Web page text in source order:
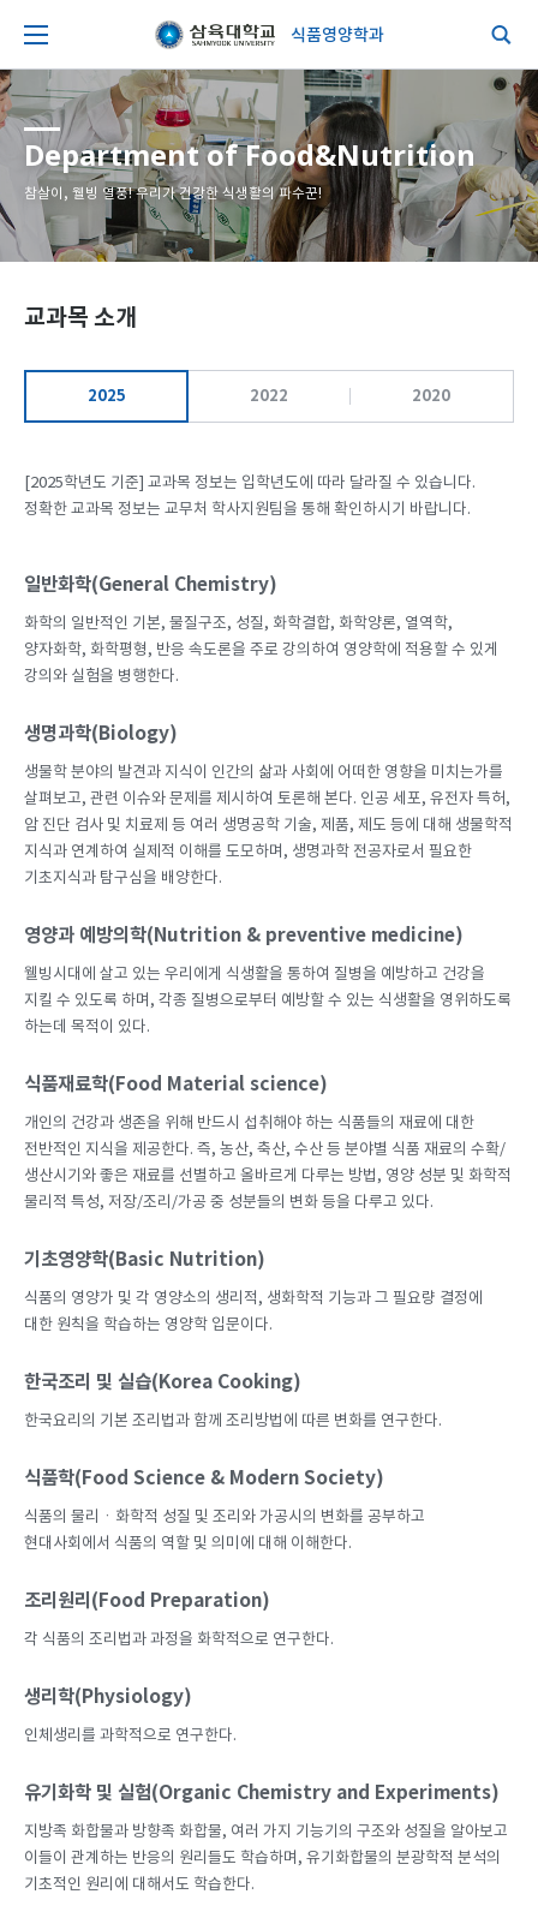
식품영양학과
Department of Food&Nutrition
참살이, 웰빙 열풍! 우리가 건강한 식생활의 파수꾼!
교과목 소개
2025 2022 2020
[2025학년도 기준] 교과목 정보는 입학년도에 따라 달라질 수 있습니다.
정확한 교과목 정보는 교무처 학사지원팀을 통해 확인하시기 바랍니다.
일반화학(General Chemistry)
화학의 일반적인 기본, 물질구조, 성질, 화학결합, 화학양론, 열역학,
양자화학, 화학평형, 반응 속도론을 주로 강의하여 영양학에 적용할 수 있게
강의와 실험을 병행한다.
생명과학(Biology)
생물학 분야의 발견과 지식이 인간의 삶과 사회에 어떠한 영향을 미치는가를
살펴보고, 관련 이슈와 문제를 제시하여 토론해 본다. 인공 세포, 유전자 특허,
암 진단 검사 및 치료제 등 여러 생명공학 기술, 제품, 제도 등에 대해 생물학적
지식과 연계하여 실제적 이해를 도모하며, 생명과학 전공자로서 필요한
기초지식과 탐구심을 배양한다.
영양과 예방의학(Nutrition & preventive medicine)
웰빙시대에 살고 있는 우리에게 식생활을 통하여 질병을 예방하고 건강을
지킬 수 있도록 하며, 각종 질병으로부터 예방할 수 있는 식생활을 영위하도록
하는데 목적이 있다.
식품재료학(Food Material science)
개인의 건강과 생존을 위해 반드시 섭취해야 하는 식품들의 재료에 대한
전반적인 지식을 제공한다. 즉, 농산, 축산, 수산 등 분야별 식품 재료의 수확/
생산시기와 좋은 재료를 선별하고 올바르게 다루는 방법, 영양 성분 및 화학적
물리적 특성, 저장/조리/가공 중 성분들의 변화 등을 다루고 있다.
기초영양학(Basic Nutrition)
식품의 영양가 및 각 영양소의 생리적, 생화학적 기능과 그 필요량 결정에
대한 원칙을 학습하는 영양학 입문이다.
한국조리 및 실습(Korea Cooking)
한국요리의 기본 조리법과 함께 조리방법에 따른 변화를 연구한다.
식품학(Food Science & Modern Society)
식품의 물리ㆍ화학적 성질 및 조리와 가공시의 변화를 공부하고
현대사회에서 식품의 역할 및 의미에 대해 이해한다.
조리원리(Food Preparation)
각 식품의 조리법과 과정을 화학적으로 연구한다.
생리학(Physiology)
인체생리를 과학적으로 연구한다.
유기화학 및 실험(Organic Chemistry and Experiments)
지방족 화합물과 방향족 화합물, 여러 가지 기능기의 구조와 성질을 알아보고
이들이 관계하는 반응의 원리들도 학습하며, 유기화합물의 분광학적 분석의
기초적인 원리에 대해서도 학습한다.